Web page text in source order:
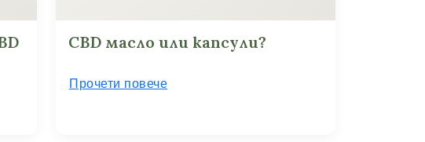
CBD масло или капсули?
Прочети повече